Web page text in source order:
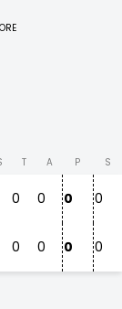
T A P S
0 0 0 0
0 0 0 0